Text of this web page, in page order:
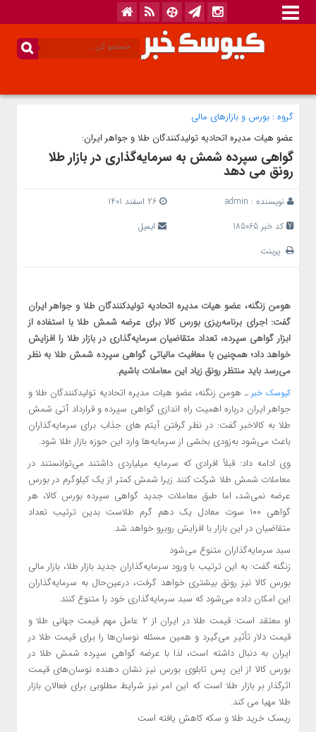
گروه : بورس و بازار‌های مالی
عضو هیات مدیره اتحادیه تولیدکنندگان طلا و جواهر ایران:
گواهی سپرده شمش به سرمایه‌گذاری در بازار طلا
رونق می دهد
نویسنده : admin
26 اسفند 1401
کد خبر 185065
ایمیل
پرینت
هومن زنگنه، عضو هیات مدیره اتحادیه تولیدکنندگان طلا و جواهر ایران
گفت: اجرای برنامه‌ریزی بورس کالا برای عرضه شمش طلا با استفاده از
ابزار گواهی سپرده، تعداد متقاضیان سرمایه‌گذاری در بازار طلا را افزایش
خواهد داد؛ همچنین با معافیت مالیاتی گواهی سپرده شمش طلا به نظر
می‌رسد باید منتظر رونق زیاد این معاملات باشیم.
کیوسک خبر ـ هومن زنگنه، عضو هیات مدیره اتحادیه تولیدکنندگان طلا و
جواهر ایران درباره اهمیت راه اندازی گواهی سپرده و قرارداد آتی شمش
طلا به کالاخبر گفت: در نظر گرفتن آیتم های جذاب برای سرمایه‌گذاران
باعث می‌شود به‌زودی بخشی از سرمایه‌ها وارد این حوزه بازار طلا شود.
وی ادامه داد: قبلاً افرادی که سرمایه میلیاردی داشتند می‌توانستند در
معاملات شمش طلا شرکت کنند زیرا شمش کمتر از یک کیلوگرم در بورس
عرضه نمی‌شد، اما طبق معاملات جدید گواهی سپرده بورس کالا، هر
گواهی ۱۰۰ سوت معادل یک دهم گرم طلاست بدین ترتیب تعداد
متقاضیان در این بازار با افزایش روبرو خواهد شد.
سبد سرمایه‌گذاران متنوع می‌شود
زنگنه گفت: به این ترتیب با ورود سرمایه‌گذاران جدید بازار طلا، بازار مالی
بورس کالا نیز رونق بیشتری خواهد گرفت، درعین‌حال به سرمایه‌گذاران
این امکان داده می‌شود که سبد سرمایه‌گذاری خود را متنوع کنند.
او معتقد است: قیمت طلا در ایران از ۲ عامل مهم قیمت جهانی طلا و
قیمت دلار تأثیر می‌گیرد و همین مسئله نوسان‌ها را برای قیمت طلا در
ایران به دنبال داشته است، لذا با عرضه گواهی سپرده شمش طلا در
بورس کالا از این‌ پس تابلوی بورس نیز نشان دهنده نوسان‌های قیمت
اثرگذار بر بازار طلا است که این امر نیز شرایط مطلوبی برای فعالان بازار
طلا مهیا می کند.
ریسک خرید طلا و سکه کاهش یافته است